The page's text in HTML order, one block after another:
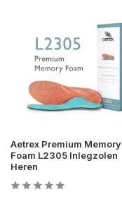
Aetrex Premium Memory
Foam L2305 Inlegzolen
Heren